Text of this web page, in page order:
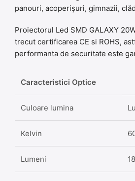
panouri, acoperișuri, gimnazii,
Proiectorul Led SMD GALAXY
trecut certificarea CE si ROHS,
performanta de securitate este
Caracteristici Optice
Culoare lumina
Kelvin
Lumeni